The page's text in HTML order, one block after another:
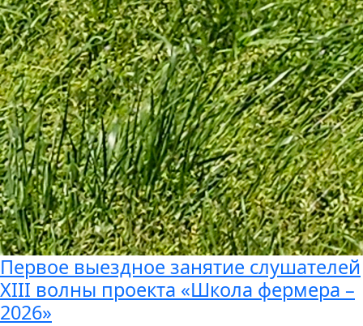
Первое выездное занятие слушателей
XIII волны проекта «Школа фермера –
2026»